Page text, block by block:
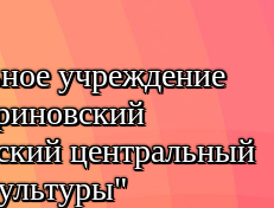
учреждение
центральный